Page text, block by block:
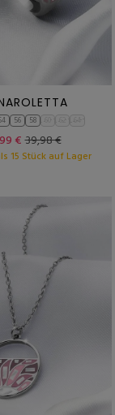
56 58
€39,98 €
15 Stück auf Lager